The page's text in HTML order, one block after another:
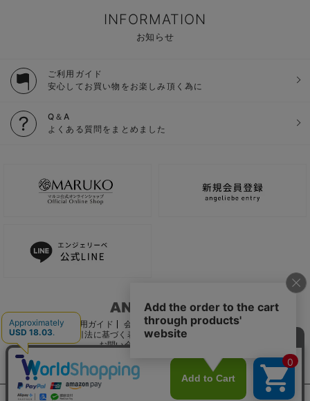
INFORMATION
お知らせ
ご利用ガイド
安心してお買い物をお楽しみ頂く為に
Q＆A
よくある質問をまとめました
ご利用ガイド 会社概要 電子公告
利用規約
特定商取引法に基づく表記
個人情報保護方針
お問い合わせ
サイト内の文章、画像などの著作物はマルコ株式会社に属します。